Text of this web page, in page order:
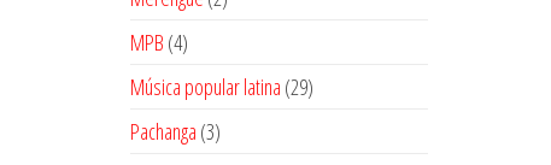
MPB 44
productos
Música popular latina 2929
Pachanga 33